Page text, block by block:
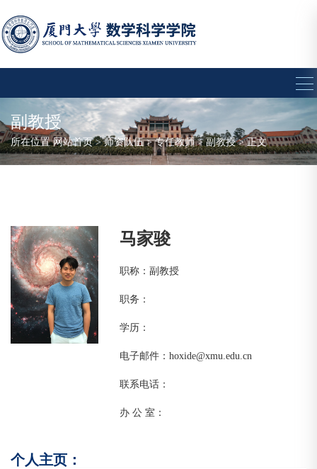
副教授
所在位置网站首页>师资队伍>专任教师>副教授> 正文
马家骏
职称：副教授
职务：
学历：
电子邮件：hoxide@xmu.edu.cn
联系电话：
办 公 室：
个人主页：